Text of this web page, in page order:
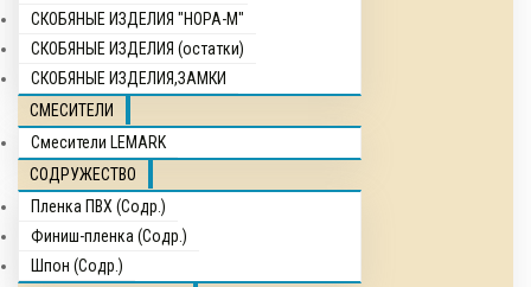
СКОБЯНЫЕ ИЗДЕЛИЯ "НОРА-М"
СКОБЯНЫЕ ИЗДЕЛИЯ (остатки)
СКОБЯНЫЕ ИЗДЕЛИЯ,ЗАМКИ
СМЕСИТЕЛИ
Смесители LEMARK
СОДРУЖЕСТВО
Пленка ПВХ (Содр.)
Финиш-пленка (Содр.)
Шпон (Содр.)